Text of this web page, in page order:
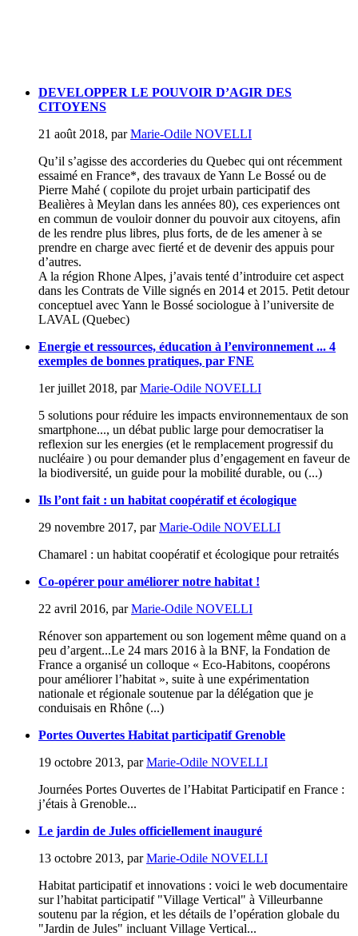
DEVELOPPER LE POUVOIR D’AGIR DES
CITOYENS
21 août 2018, parMarie-Odile NOVELLI
Qu’il s’agisse des accorderies du Quebec qui ont récemment
essaimé en France*, des travaux de Yann Le Bossé ou de
Pierre Mahé ( copilote du projet urbain participatif des
Bealières à Meylan dans les années 80), ces experiences ont
en commun de vouloir donner du pouvoir aux citoyens, afin
de les rendre plus libres, plus forts, de de les amener à se
prendre en charge avec fierté et de devenir des appuis pour
d’autres.
A la région Rhone Alpes, j’avais tenté d’introduire cet aspect
dans les Contrats de Ville signés en 2014 et 2015. Petit detour
conceptuel avec Yann le Bossé sociologue à l’universite de
LAVAL (Quebec)
Energie et ressources, éducation à l’environnement ... 4
exemples de bonnes pratiques, par FNE
1er juillet 2018, parMarie-Odile NOVELLI
5 solutions pour réduire les impacts environnementaux de son
smartphone..., un débat public large pour democratiser la
reflexion sur les energies (et le remplacement progressif du
nucléaire ) ou pour demander plus d’engagement en faveur de
la biodiversité, un guide pour la mobilité durable, ou (...)
Ils l’ont fait : un habitat coopératif et écologique
29 novembre 2017, parMarie-Odile NOVELLI
Chamarel : un habitat coopératif et écologique pour retraités
Co-opérer pour améliorer notre habitat !
22 avril 2016, parMarie-Odile NOVELLI
Rénover son appartement ou son logement même quand on a
peu d’argent...Le 24 mars 2016 à la BNF, la Fondation de
France a organisé un colloque « Eco-Habitons, coopérons
pour améliorer l’habitat », suite à une expérimentation
nationale et régionale soutenue par la délégation que je
conduisais en Rhône (...)
Portes Ouvertes Habitat participatif Grenoble
19 octobre 2013, parMarie-Odile NOVELLI
Journées Portes Ouvertes de l’Habitat Participatif en France :
j’étais à Grenoble...
Le jardin de Jules officiellement inauguré
13 octobre 2013, parMarie-Odile NOVELLI
Habitat participatif et innovations : voici le web documentaire
sur l’habitat participatif "Village Vertical" à Villeurbanne
soutenu par la région, et les détails de l’opération globale du
"Jardin de Jules" incluant Village Vertical...